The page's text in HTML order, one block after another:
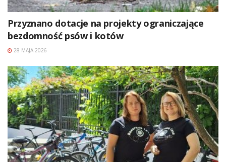
Przyznano dotacje na projekty ograniczające
bezdomność psów i kotów
28 MAJA 2026